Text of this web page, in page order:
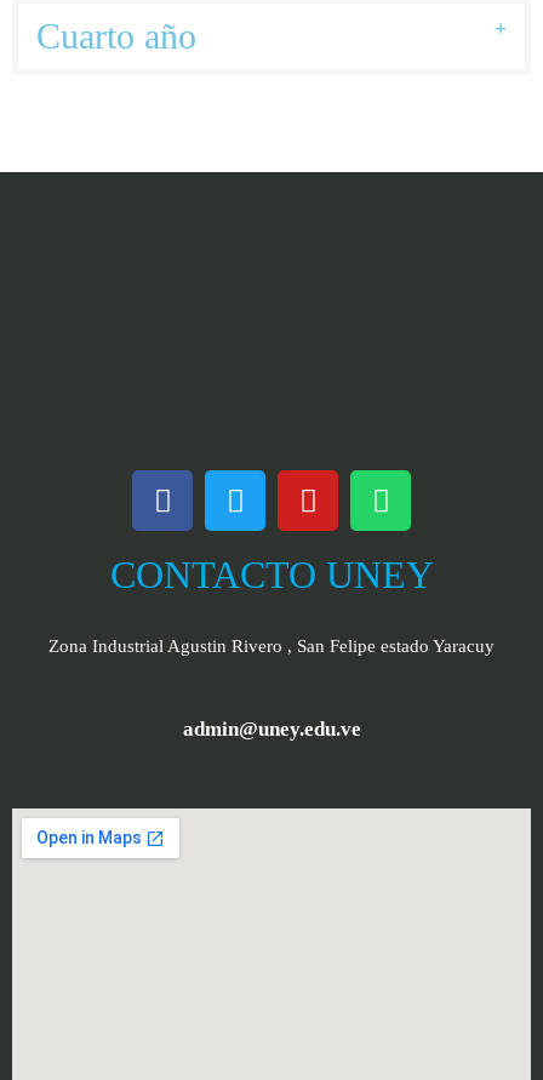
Cuarto año
CONTACTO UNEY
Zona Industrial Agustin Rivero , San Felipe estado Yaracuy
admin@uney.edu.ve